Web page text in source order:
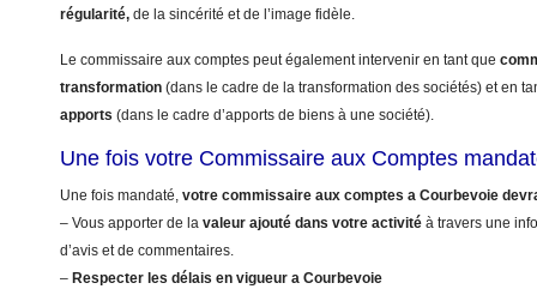
régularité, de la sincérité et de l’image fidèle.
Le commissaire aux comptes peut également intervenir en tant que
transformation (dans le cadre de la transformation des sociétés) et en
apports (dans le cadre d’apports de biens à une société).
Une fois votre Commissaire aux Comptes
Une fois mandaté, votre commissaire aux comptes a Courbevoie
– Vous apporter de la valeur ajouté dans votre activité à travers une
d’avis et de commentaires.
– Respecter les délais en vigueur a Courbevoie